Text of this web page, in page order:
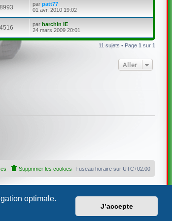
optimale.
J’accepte
8993 parpatt77
01 avr. 2010 19:02
4516 parharchin IE
24 mars 2009 20:01
11 sujets • Page1 sur1
Aller
Fuseau horaire sur UTC+02:00
Supprimer les cookies